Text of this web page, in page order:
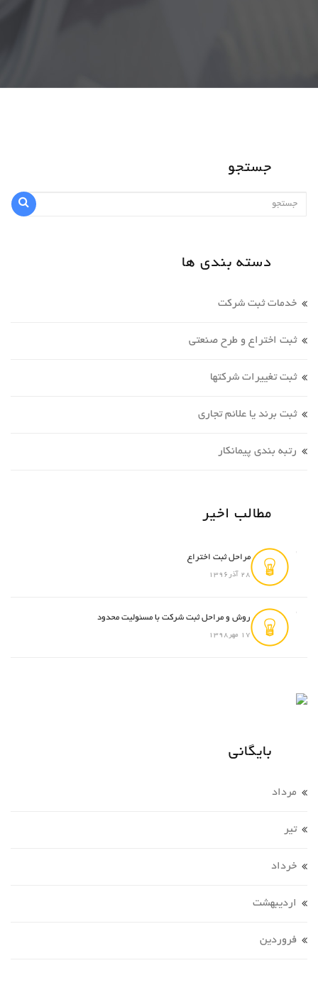
جستجو
دسته بندی ها
خدمات ثبت شرکت
ثبت اختراع و طرح صنعتی
ثبت تغییرات شرکتها
ثبت برند یا علائم تجاری
رتبه بندی پیمانکار
مطالب اخیر
مراحل ثبت اختراع
28 آذر1396
روش و مراحل ثبت شرکت با مسئولیت محدود
17 مهر1398
بایگانی
مرداد
تير
خرداد
ارديبهشت
فروردين